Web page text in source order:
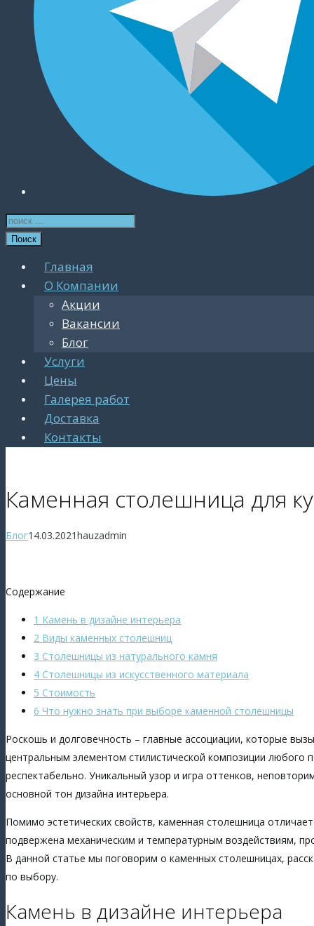
Поиск
Главная
О Компании
Акции
Вакансии
Блог
Услуги
Цены
Галерея работ
Доставка
Контакты
Каменная столешница для
Блог14.03.2021hauzadmin
Содержание
1 Камень в дизайне интерьера
2 Виды каменных столешниц
3 Столешницы из натурального камня
4 Столешницы из искусственного материала
5 Стоимость
6 Что нужно знать при выборе каменной столешницы
Роскошь и долговечность – главные ассоциации, которые
центральным элементом стилистической композиции любого
респектабельно. Уникальный узор и игра оттенков,
основной тон дизайна интерьера.
Помимо эстетических свойств, каменная столешница
подвержена механическим и температурным воздействиям,
В данной статье мы поговорим о каменных столешницах,
по выбору.
Камень в дизайне интерьера